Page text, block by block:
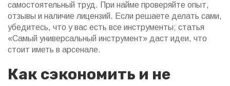
самостоятельный труд. При найме проверяйте опыт,
отзывы и наличие лицензий. Если решаете делать сами,
убедитесь, что у вас есть все инструменты; статья
«Самый универсальный инструмент» даст идеи, что
стоит иметь в арсенале.
Как сэкономить и не